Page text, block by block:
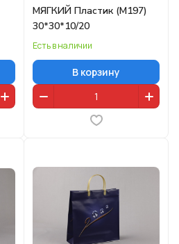
МЯГКИЙ Пластик (M197)
30*30*10/20
Есть в наличии
В корзину